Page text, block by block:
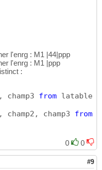
l'enrg : M1 |44|ppp
l'enrg : M1 |ppp
:
champ3 from latable
champ2, champ3 from
0 0
#9